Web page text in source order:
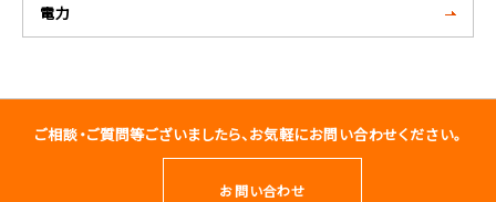
電力
ご相談・ご質問等ございましたら、お気軽にお問い合わせください。
お問い合わせ